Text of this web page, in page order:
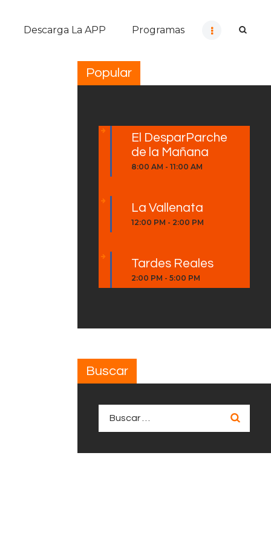
Descarga La APP Programas
Popular
El DesparParche
de la Mañana
8:00 AM -11:00 AM
La Vallenata
12:00 PM - 2:00 PM
Tardes Reales
2:00 PM -5:00 PM
Buscar